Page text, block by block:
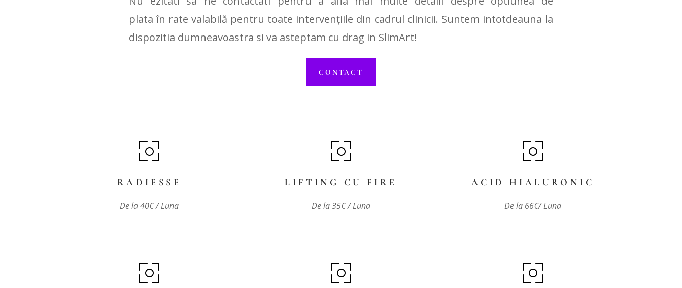
plata în rate valabilă pentru toate intervențiile din cadrul clinicii. Suntem intotdeauna la
dispozitia dumneavoastra si va asteptam cu drag in SlimArt!
CONTACT
RADIESSE
De la 40€ / Luna
LIFTING CU FIRE
De la 35€ / Luna
ACID HIALURONIC
De la 66€/ Luna